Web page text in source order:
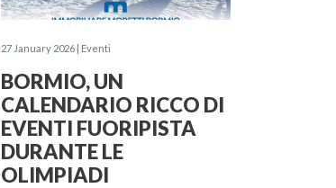
27 January 2026 | Eventi
BORMIO, UN
CALENDARIO RICCO DI
EVENTI FUORIPISTA
DURANTE LE
OLIMPIADI